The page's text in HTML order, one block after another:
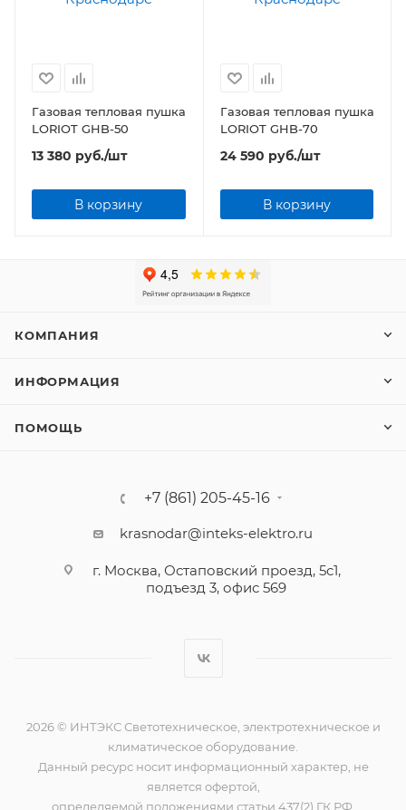
Газовая тепловая пушка
LORIOT GHB-50
13 380 руб./шт
В корзину
Газовая тепловая пушка
LORIOT GHB-70
24 590 руб./шт
В корзину
КОМПАНИЯ
ИНФОРМАЦИЯ
ПОМОЩЬ
+7 (861) 205-45-16
krasnodar@inteks-elektro.ru
г. Москва, Остаповский проезд, 5с1,
подъезд 3, офис 569
2026 © ИНТЭКС Светотехническое, электротехническое и
климатическое оборудование.
Данный ресурс носит информационный характер, не
является офертой,
определяемой положениями статьи 437(2) ГК РФ.